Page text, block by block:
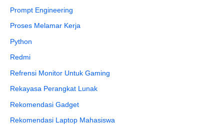
Prompt Engineering
Proses Melamar Kerja
Python
Redmi
Refrensi Monitor Untuk Gaming
Rekayasa Perangkat Lunak
Rekomendasi Gadget
Rekomendasi Laptop Mahasiswa